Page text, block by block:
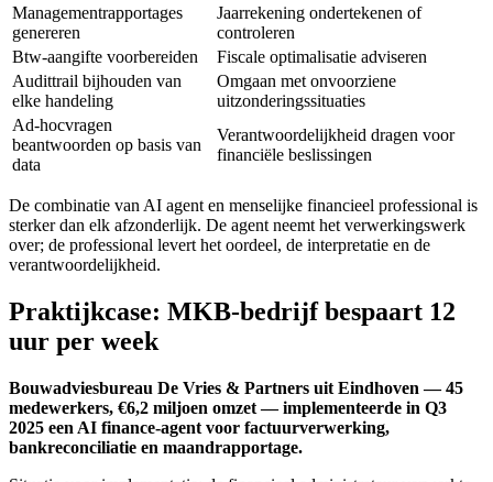
Managementrapportages
genereren
Jaarrekening ondertekenen of
controleren
Btw-aangifte voorbereiden
Fiscale optimalisatie adviseren
Audittrail bijhouden van
elke handeling
Omgaan met onvoorziene
uitzonderingssituaties
Ad-hocvragen
beantwoorden op basis van
data
Verantwoordelijkheid dragen voor
financiële beslissingen
De combinatie van AI agent en menselijke financieel professional is
sterker dan elk afzonderlijk. De agent neemt het verwerkingswerk
over; de professional levert het oordeel, de interpretatie en de
verantwoordelijkheid.
Praktijkcase: MKB-bedrijf bespaart 12
uur per week
Bouwadviesbureau De Vries & Partners uit Eindhoven — 45
medewerkers, €6,2 miljoen omzet — implementeerde in Q3
2025 een AI finance-agent voor factuurverwerking,
bankreconciliatie en maandrapportage.